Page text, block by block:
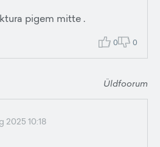
pigem mitte .
0 0
Üldfoorum
2025 10:18